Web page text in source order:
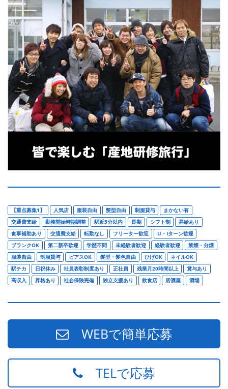
【重点募集1】 人気店 服装自由 髪型自由 制服貸与
まかない有
交通費支給
勤務開始時期調整 駅近5分以内 長期 シフト制
昇給あり
食事補助あり
交通費支給 転勤なし フリーター歓迎
U・Iターン歓迎
ブランクOK
第二新卒歓迎 学歴不問 未経験者歓迎 経験者歓迎
禁煙・分煙
服装自由
制服貸与 ピアスOK 髪型・髪色自由 ひげOK
ネイルOK
駅チカ
日祝休み 社員表彰制度あり 正社員 残業月20時間以上
賞与あり
高収入
昇格あり 社会保険完備 独立支援あり 飲食店 居酒屋 酒場
WEBで簡単応募
TELで応募